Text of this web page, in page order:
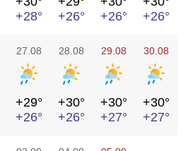
+28°
+26°
+26°
+26°
27.08
+29°
+26°
28.08
+30°
+26°
29.08
+30°
+27°
30.08
+30°
+27°